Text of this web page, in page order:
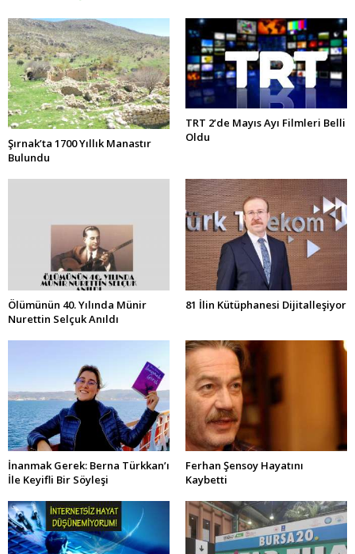
Şırnak’ta 1700 Yıllık Manastır
Bulundu
TRT 2’de Mayıs Ayı Filmleri Belli
Oldu
Ölümünün 40. Yılında Münir
Nurettin Selçuk Anıldı
81 İlin Kütüphanesi Dijitalleşiyor
İnanmak Gerek: Berna Türkkan’ı
İle Keyifli Bir Söyleşi
Ferhan Şensoy Hayatını
Kaybetti